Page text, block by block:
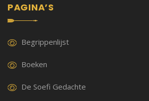
PAGINA’S
Begrippenlijst
Boeken
De Soefi Gedachte